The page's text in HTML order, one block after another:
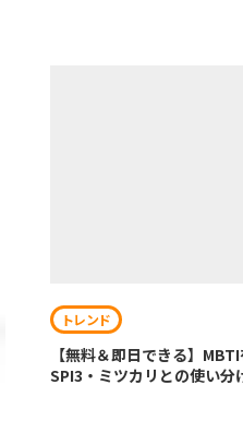
トレンド
【無料＆即日できる】
SPI3・ミツカリとの使い分